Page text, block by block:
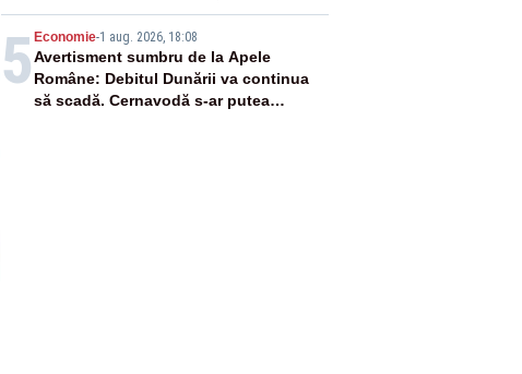
pensii
5 Economie-1 aug. 2026, 18:08
Avertisment sumbru de la Apele
Române: Debitul Dunării va continua
să scadă. Cernavodă s-ar putea